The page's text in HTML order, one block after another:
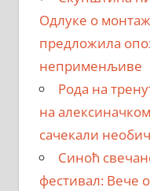
Одлуке о
предложила
неприменљиве
Рода на
на
сачекали
Синоћ
фестивал: Вече